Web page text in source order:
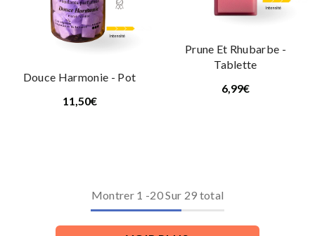
Prune Et Rhubarbe -
Tablette
6,99€
Douce Harmonie - Pot
11,50€
Montrer 1 -20Sur 29 total